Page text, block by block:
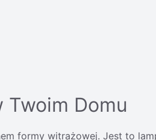
Domu
formy witrażowej. Jest to